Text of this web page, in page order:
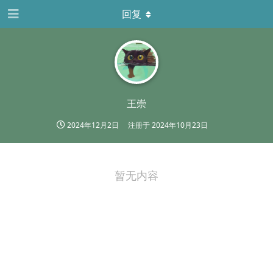
王崇
2024年12月2日 注册于2024年10月23日
回复
暂无内容